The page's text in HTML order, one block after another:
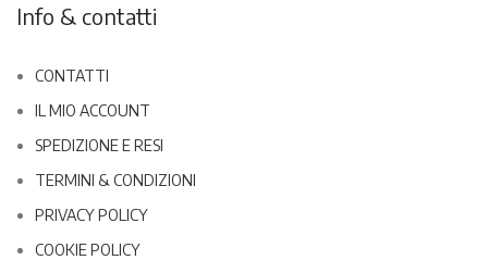
Info & contatti
CONTATTI
IL MIO ACCOUNT
SPEDIZIONE E RESI
TERMINI & CONDIZIONI
PRIVACY POLICY
COOKIE POLICY